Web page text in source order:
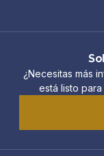
¿Necesitas más
está listo